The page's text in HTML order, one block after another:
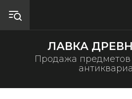
ЛАВКА
Продажа предметов